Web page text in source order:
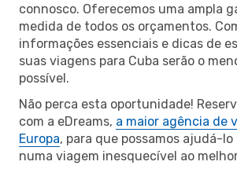
connosco. Oferecemos uma ampla
medida de todos os orçamentos.
informações essenciais e dicas de
suas viagens para Cuba serão o
possível.
Não perca esta oportunidade!
com a eDreams, a maior agência de
Europa, para que possamos ajudá-lo
numa viagem inesquecível ao